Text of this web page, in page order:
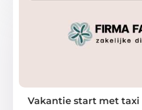
Vakantie start met taxi